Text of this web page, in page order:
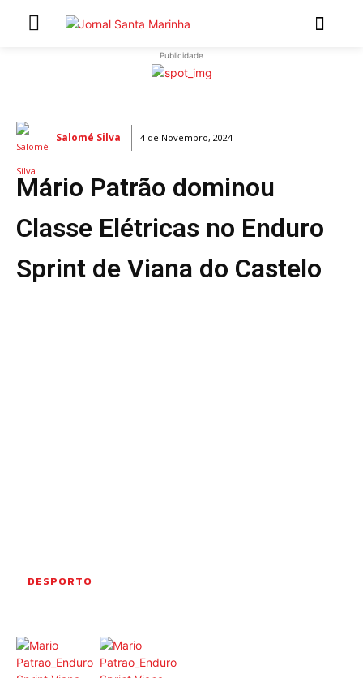
ARTIGOS DE OPINIÃO
Secções
MARCHAS POPULARES DE SÃO JOÃO 2026
NATAL NAS FREGUESIAS
ATUALIDADE
POLÍTICA
Assinaturas
Publicidade
Salomé Silva 4 de Novembro, 2024
Mário Patrão dominou
Classe Elétricas no Enduro
Sprint de Viana do Castelo
DESPORTO